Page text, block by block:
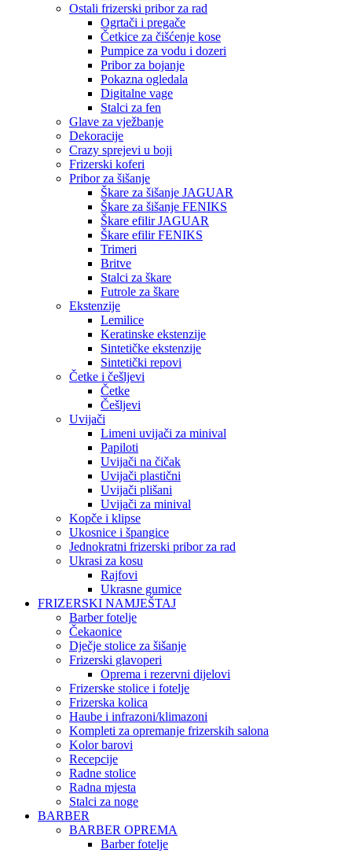
Ostali frizerski pribor za rad
Ogrtači i pregače
Četkice za čišćenje kose
Pumpice za vodu i dozeri
Pribor za bojanje
Pokazna ogledala
Digitalne vage
Stalci za fen
Glave za vježbanje
Dekoracije
Crazy sprejevi u boji
Frizerski koferi
Pribor za šišanje
Škare za šišanje JAGUAR
Škare za šišanje FENIKS
Škare efilir JAGUAR
Škare efilir FENIKS
Trimeri
Britve
Stalci za škare
Futrole za škare
Ekstenzije
Lemilice
Keratinske ekstenzije
Sintetičke ekstenzije
Sintetički repovi
Četke i češljevi
Četke
Češljevi
Uvijači
Limeni uvijači za minival
Papiloti
Uvijači na čičak
Uvijači plastični
Uvijači plišani
Uvijači za minival
Kopče i klipse
Ukosnice i špangice
Jednokratni frizerski pribor za rad
Ukrasi za kosu
Rajfovi
Ukrasne gumice
FRIZERSKI NAMJEŠTAJ
Barber fotelje
Čekaonice
Dječje stolice za šišanje
Frizerski glavoperi
Oprema i rezervni dijelovi
Frizerske stolice i fotelje
Frizerska kolica
Haube i infrazoni/klimazoni
Kompleti za opremanje frizerskih salona
Kolor barovi
Recepcije
Radne stolice
Radna mjesta
Stalci za noge
BARBER
BARBER OPREMA
Barber fotelje